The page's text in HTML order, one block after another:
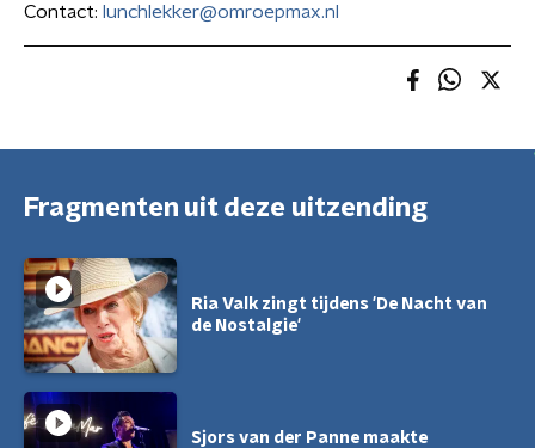
Contact: lunchlekker@omroepmax.nl
Fragmenten uit deze uitzending
Ria Valk zingt tijdens 'De Nacht van
de Nostalgie'
Sjors van der Panne maakte